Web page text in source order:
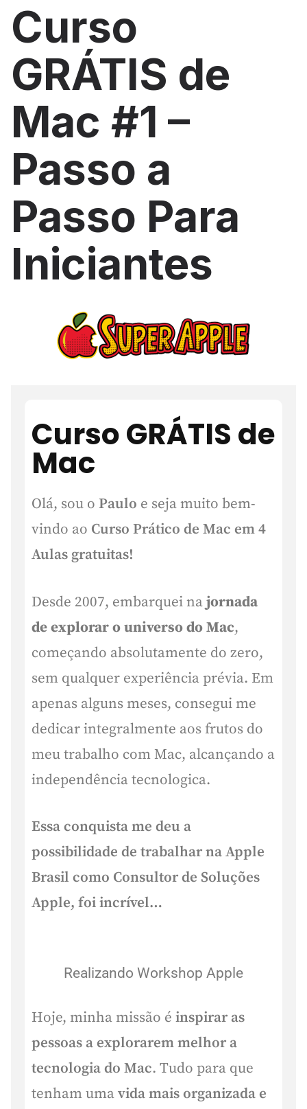
Curso
GRÁTIS de
Mac #1 –
Passo a
Passo Para
Iniciantes
Curso GRÁTIS de
Mac
Olá, sou o Paulo e seja muito bem-
vindo ao Curso Prático de Mac em 4
Aulas gratuitas!
Desde 2007, embarquei najornada
de explorar o universo do Mac,
começando absolutamente do zero,
sem qualquer experiência prévia. Em
apenas alguns meses, consegui me
dedicar integralmente aos frutos do
meu trabalho com Mac, alcançando a
independência tecnologica.
Essa conquista me deu a
possibilidade de trabalhar na Apple
Brasil como Consultor de Soluções
Apple, foi incrível…
Realizando Workshop Apple
Hoje, minha missão é inspirar as
pessoas a explorarem melhor a
tecnologia do Mac. Tudo para que
tenham umavida mais organizada e